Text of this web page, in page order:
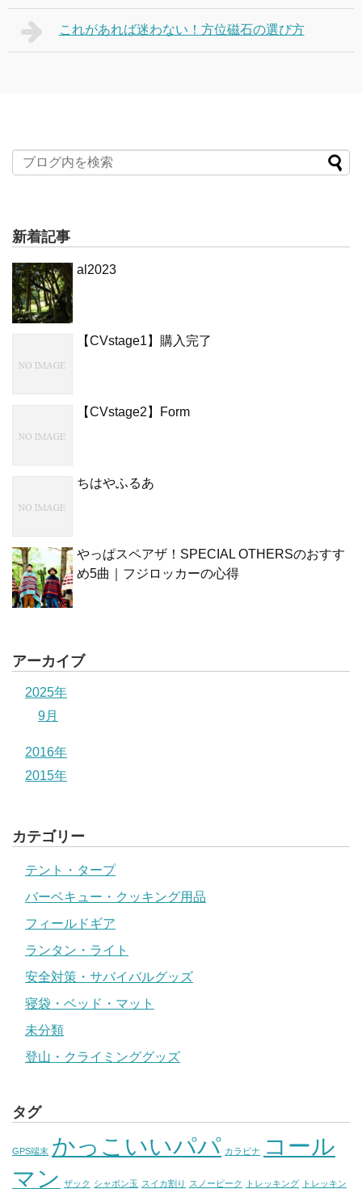
これがあれば迷わない！方位磁石の選び方
新着記事
al2023
【CVstage1】購入完了
【CVstage2】Form
ちはやふるあ
やっぱスペアザ！SPECIAL OTHERSのおすす
め5曲｜フジロッカーの心得
アーカイブ
2025年
9月
2016年
2015年
カテゴリー
テント・タープ
バーベキュー・クッキング用品
フィールドギア
ランタン・ライト
安全対策・サバイバルグッズ
寝袋・ベッド・マット
未分類
登山・クライミンググッズ
タグ
GPS端末 かっこいいパパ カラビナ
コール
マン ザック シャボン玉 スイカ割り スノーピーク トレッキング トレッキン